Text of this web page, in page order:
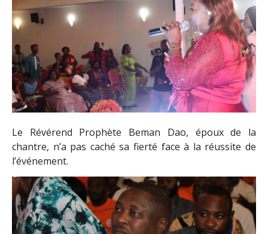
Le Révérend Prophète Beman Dao, époux de la
chantre, n’a pas caché sa fierté face à la réussite de
l’événement.